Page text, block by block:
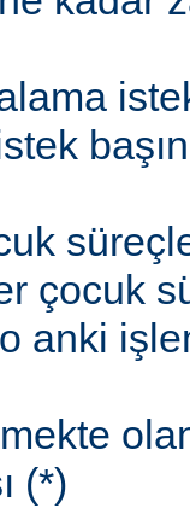
çocuk
anki
(*)